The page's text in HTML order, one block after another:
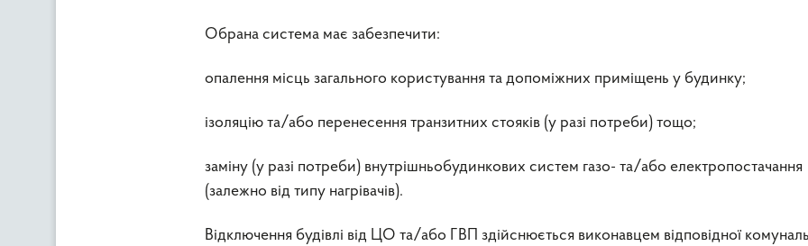
Обрана система має забезпечити:
опалення місць загального користування та допоміжних приміщень у будинку;
ізоляцію та/або перенесення транзитних стояків (у разі потреби) тощо;
заміну (у разі потреби) внутрішньобудинкових систем газо- та/або електропостачання
(залежно від типу нагрівачів).
Відключення будівлі від ЦО та/або ГВП здійснюється виконавцем відповідної